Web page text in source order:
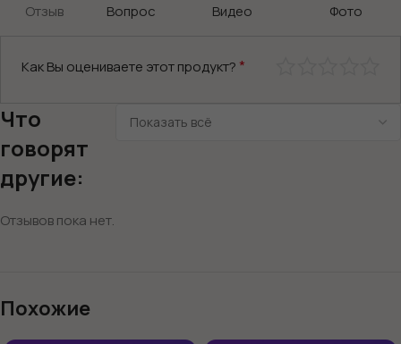
Отзыв
Вопрос
Видео
Фото
Как Вы оцениваете этот продукт? *
Что
говорят
другие:
Отзывов пока нет.
Похожие